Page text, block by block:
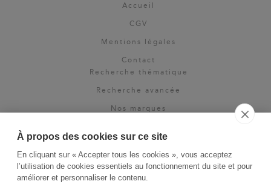
À propos des cookies sur ce site
En cliquant sur « Accepter tous les cookies », vous acceptez
l’utilisation de cookies essentiels au fonctionnement du site et pour
améliorer et personnaliser le contenu.
Accueil
CGV
Mentions légales
Contact
Recherche thématique
Recherche avancée
Nos marques
Espace pro
Newsletter
La Vie des Classiques